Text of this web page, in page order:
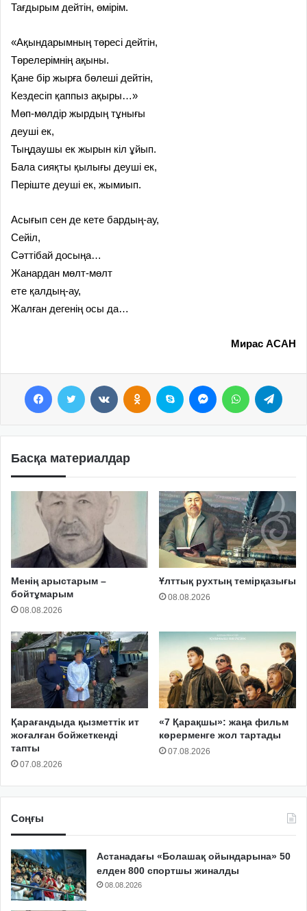
Тағдырым дейтін, өмірім.
«Ақындарымның төресі дейтін,
Төрелерімнің ақыны.
Қане бір жырға бөлеші дейтін,
Кездесіп қаппыз ақыры…»
Мөп-мөлдір жырдың тұнығы
деуші ек,
Тыңдаушы ек жырын кіл ұйып.
Бала сияқты қылығы деуші ек,
Періште деуші ек, жымиып.
Асығып сен де кете бардың-ау,
Сейіл,
Сәттібай досыңа…
Жанардан мөлт-мөлт
ете қалдың-ау,
Жалған дегенің осы да…
Мирас АСАН
Басқа материалдар
Менің арыстарым –
бойтұмарым
08.08.2026
Ұлттық рухтың темірқазығы
08.08.2026
Қарағандыда қызметтік ит
жоғалған бойжеткенді
тапты
07.08.2026
«7 Қарақшы»: жаңа фильм
көрерменге жол тартады
07.08.2026
Соңғы
Астанадағы «Болашақ ойындарына» 50
елден 800 спортшы жиналды
08.08.2026